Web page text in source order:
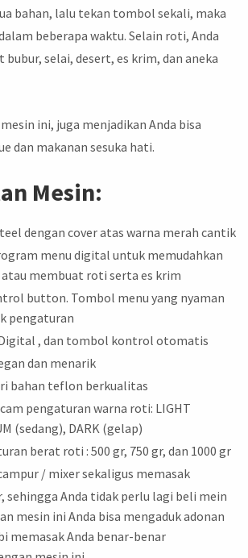
bahan, lalu tekan tombol sekali, maka
beberapa waktu. Selain roti, Anda
bubur, selai, desert, es krim, dan aneka
ini, juga menjadikan Anda bisa
dan makanan sesuka hati.
Mesin:
dengan cover atas warna merah cantik
menu digital untuk memudahkan
atau membuat roti serta es krim
button. Tombol menu yang nyaman
pengaturan
, dan tombol kontrol otomatis
dan menarik
bahan teflon berkualitas
pengaturan warna roti: LIGHT
(sedang), DARK (gelap)
berat roti : 500 gr, 750 gr, dan 1000 gr
/ mixer sekaligus memasak
sehingga Anda tidak perlu lagi beli mein
mesin ini Anda bisa mengaduk adonan
memasak Anda benar-benar